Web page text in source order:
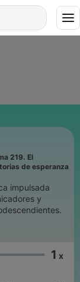
219. El
de esperanza
impulsada
y
1 x